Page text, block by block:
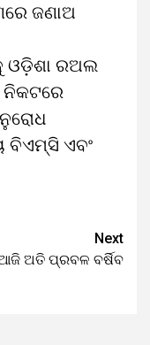
ଜଣାଅ
ଓଡ଼ିଶା ରଅଲ
ନିକଟରେ
ବିଏମ୍‌ସି ଏବଂ
Next
ଅତି ପ୍ରବଳ ବର୍ଷିବ